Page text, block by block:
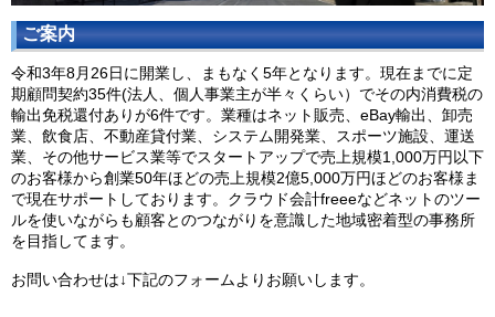
ご案内
令和3年8月26日に開業し、まもなく5年となります。現在までに定
期顧問契約35件(法人、個人事業主が半々くらい）でその内消費税の
輸出免税還付ありが6件です。業種はネット販売、eBay輸出、卸売
業、飲食店、不動産貸付業、システム開発業、スポーツ施設、運送
業、その他サービス業等でスタートアップで売上規模1,000万円以下
のお客様から創業50年ほどの売上規模2億5,000万円ほどのお客様ま
で現在サポートしております。クラウド会計freeeなどネットのツー
ルを使いながらも顧客とのつながりを意識した地域密着型の事務所
を目指してます。
お問い合わせは↓下記のフォームよりお願いします。